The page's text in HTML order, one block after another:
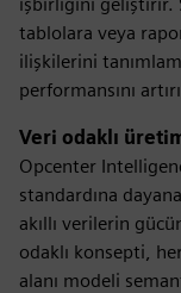
tablolara veya
ilişkilerini
performansını
Veri odaklı
Opcenter
standardına
akıllı verilerin
odaklı konsepti,
alanı modeli